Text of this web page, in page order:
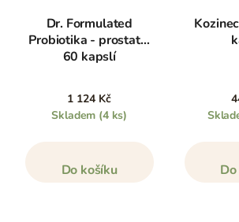
Dr. Formulated
Probiotika - prostata,
60 kapslí
1 124 Kč
Skladem (4 ks)
Do košíku